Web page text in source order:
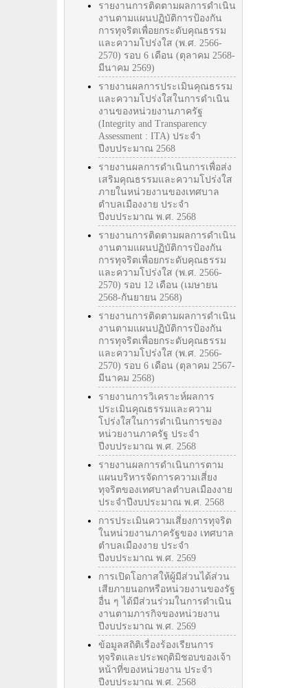
รายงานการติดตามผลการดำเนิน
งานตามแผนปฏิบัติการป้องกัน
การทุจริตเพื่อยกระดับคุณธรรม
และความโปร่งใส (พ.ศ. 2566-
2570) รอบ 6 เดือน (ตุลาคม 2568-
มีนาคม 2569)
รายงานผลการประเมินคุณธรรม
และความโปร่งใสในการดำเนิน
งานของหน่วยงานภาครัฐ
(Integrity and Transparency
Assessment : ITA) ประจำ
ปีงบประมาณ 2568
รายงานผลการดำเนินการเพื่อส่ง
เสริมคุณธรรมและความโปร่งใส
ภายในหน่วยงานของเทศบาล
ตำบลเมืองงาย ประจำ
ปีงบประมาณ พ.ศ. 2568
รายงานการติดตามผลการดำเนิน
งานตามแผนปฏิบัติการป้องกัน
การทุจริตเพื่อยกระดับคุณธรรม
และความโปร่งใส (พ.ศ. 2566-
2570) รอบ 12 เดือน (เมษายน
2568-กันยายน 2568)
รายงานการติดตามผลการดำเนิน
งานตามแผนปฏิบัติการป้องกัน
การทุจริตเพื่อยกระดับคุณธรรม
และความโปร่งใส (พ.ศ. 2566-
2570) รอบ 6 เดือน (ตุลาคม 2567-
มีนาคม 2568)
รายงานการวิเคราะห์ผลการ
ประเมินคุณธรรมและความ
โปร่งใสในการดำเนินการของ
หน่วยงานภาครัฐ ประจำ
ปีงบประมาณ พ.ศ. 2568
รายงานผลการดำเนินการตาม
แผนบริหารจัดการความเสี่ยง
ทุจริตของเทศบาลตำบลเมืองงาย
ประจำปีงบประมาณ พ.ศ. 2568
การประเมินความเสี่ยงการทุจริต
ในหน่วยงานภาครัฐของ เทศบาล
ตำบลเมืองงาย ประจำ
ปีงบประมาณ พ.ศ. 2569
การเปิดโอกาสให้ผู้มีส่วนได้ส่วน
เสียภายนอกหรือหน่วยงานของรัฐ
อื่น ๆ ได้มีส่วนร่วมในการดำเนิน
งานตามภารกิจของหน่วยงาน
ปีงบประมาณ พ.ศ. 2569
ข้อมูลสถิติเรื่องร้องเรียนการ
ทุจริตและประพฤติมิชอบของเจ้า
หน้าที่ของหน่วยงาน ประจำ
ปีงบประมาณ พ.ศ. 2568